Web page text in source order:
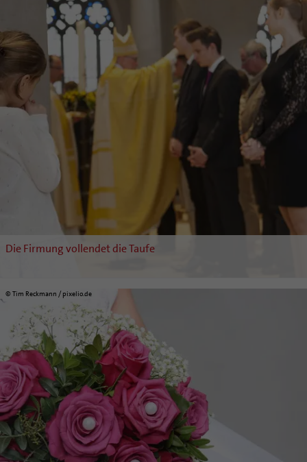
Die Firmung vollendet die Taufe
© Tim Reckmann / pixelio.de